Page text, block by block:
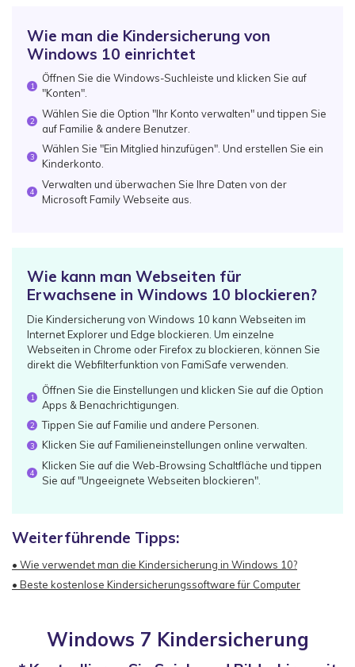
Wie man die Kindersicherung von
Windows 10 einrichtet
1
Öffnen Sie die Windows-Suchleiste und klicken Sie auf
"Konten".
2
Wählen Sie die Option "Ihr Konto verwalten" und tippen Sie
auf Familie & andere Benutzer.
3
Wählen Sie "Ein Mitglied hinzufügen". Und erstellen Sie ein
Kinderkonto.
4
Verwalten und überwachen Sie Ihre Daten von der
Microsoft Family Webseite aus.
Wie kann man Webseiten für
Erwachsene in Windows 10 blockieren?
Die Kindersicherung von Windows 10 kann Webseiten im
Internet Explorer und Edge blockieren. Um einzelne
Webseiten in Chrome oder Firefox zu blockieren, können Sie
direkt die Webfilterfunktion von FamiSafe verwenden.
1
Öffnen Sie die Einstellungen und klicken Sie auf die Option
Apps & Benachrichtigungen.
2 Tippen Sie auf Familie und andere Personen.
3 Klicken Sie auf Familieneinstellungen online verwalten.
4
Klicken Sie auf die Web-Browsing Schaltfläche und tippen
Sie auf "Ungeeignete Webseiten blockieren".
Weiterführende Tipps:
• Wie verwendet man die Kindersicherung in Windows 10?
• Beste kostenlose Kindersicherungssoftware für Computer
Windows 7 Kindersicherung